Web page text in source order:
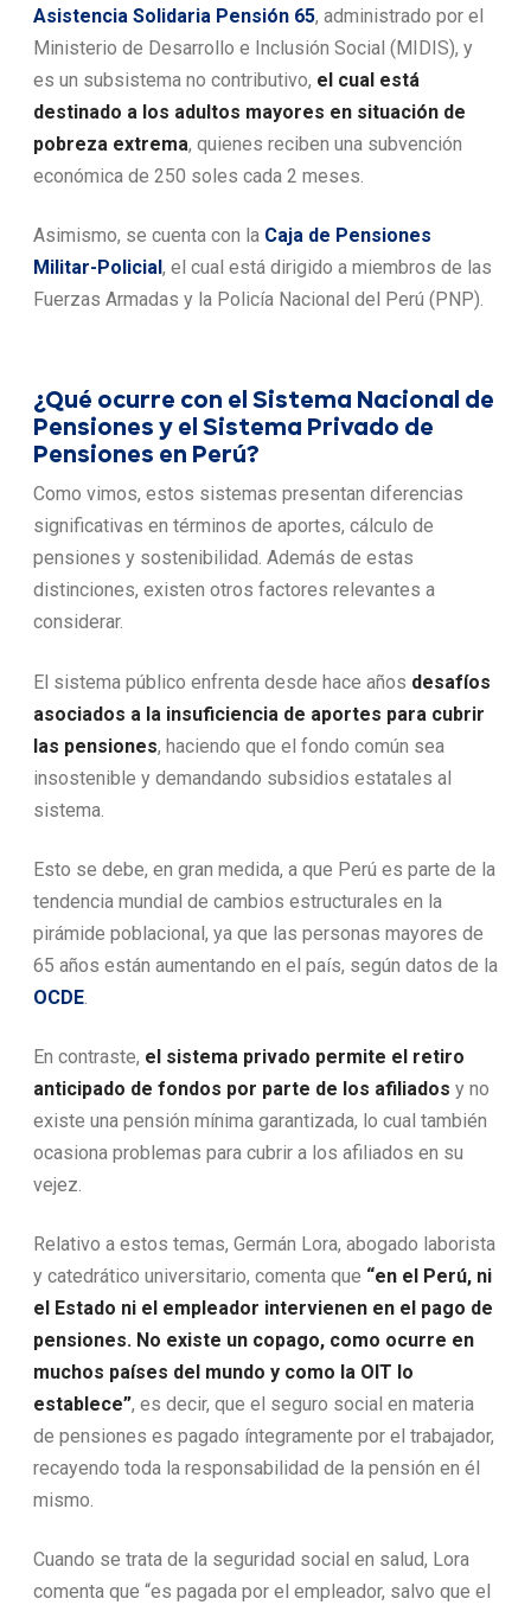
Asistencia Solidaria Pensión 65, administrado por el
Ministerio de Desarrollo e Inclusión Social (MIDIS), y
es un subsistema no contributivo, el cual está
destinado a los adultos mayores en situación de
pobreza extrema, quienes reciben una subvención
económica de 250 soles cada 2 meses.
Asimismo, se cuenta con la Caja de Pensiones
Militar-Policial, el cual está dirigido a miembros de las
Fuerzas Armadas y la Policía Nacional del Perú (PNP).
¿Qué ocurre con el Sistema Nacional de
Pensiones y el Sistema Privado de
Pensiones en Perú?
Como vimos, estos sistemas presentan diferencias
significativas en términos de aportes, cálculo de
pensiones y sostenibilidad. Además de estas
distinciones, existen otros factores relevantes a
considerar.
El sistema público enfrenta desde hace años desafíos
asociados a la insuficiencia de aportes para cubrir
las pensiones, haciendo que el fondo común sea
insostenible y demandando subsidios estatales al
sistema.
Esto se debe, en gran medida, a que Perú es parte de la
tendencia mundial de cambios estructurales en la
pirámide poblacional, ya que las personas mayores de
65 años están aumentando en el país, según datos de la
OCDE.
En contraste, el sistema privado permite el retiro
anticipado de fondos por parte de los afiliados y no
existe una pensión mínima garantizada, lo cual también
ocasiona problemas para cubrir a los afiliados en su
vejez.
Relativo a estos temas, Germán Lora, abogado laborista
y catedrático universitario, comenta que “en el Perú, ni
el Estado ni el empleador intervienen en el pago de
pensiones. No existe un copago, como ocurre en
muchos países del mundo y como la OIT lo
establece”, es decir, que el seguro social en materia
de pensiones es pagado íntegramente por el trabajador,
recayendo toda la responsabilidad de la pensión en él
mismo.
Cuando se trata de la seguridad social en salud, Lora
comenta que “es pagada por el empleador, salvo que el